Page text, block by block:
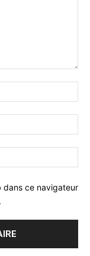
:*
:*
:
dans ce navigateur